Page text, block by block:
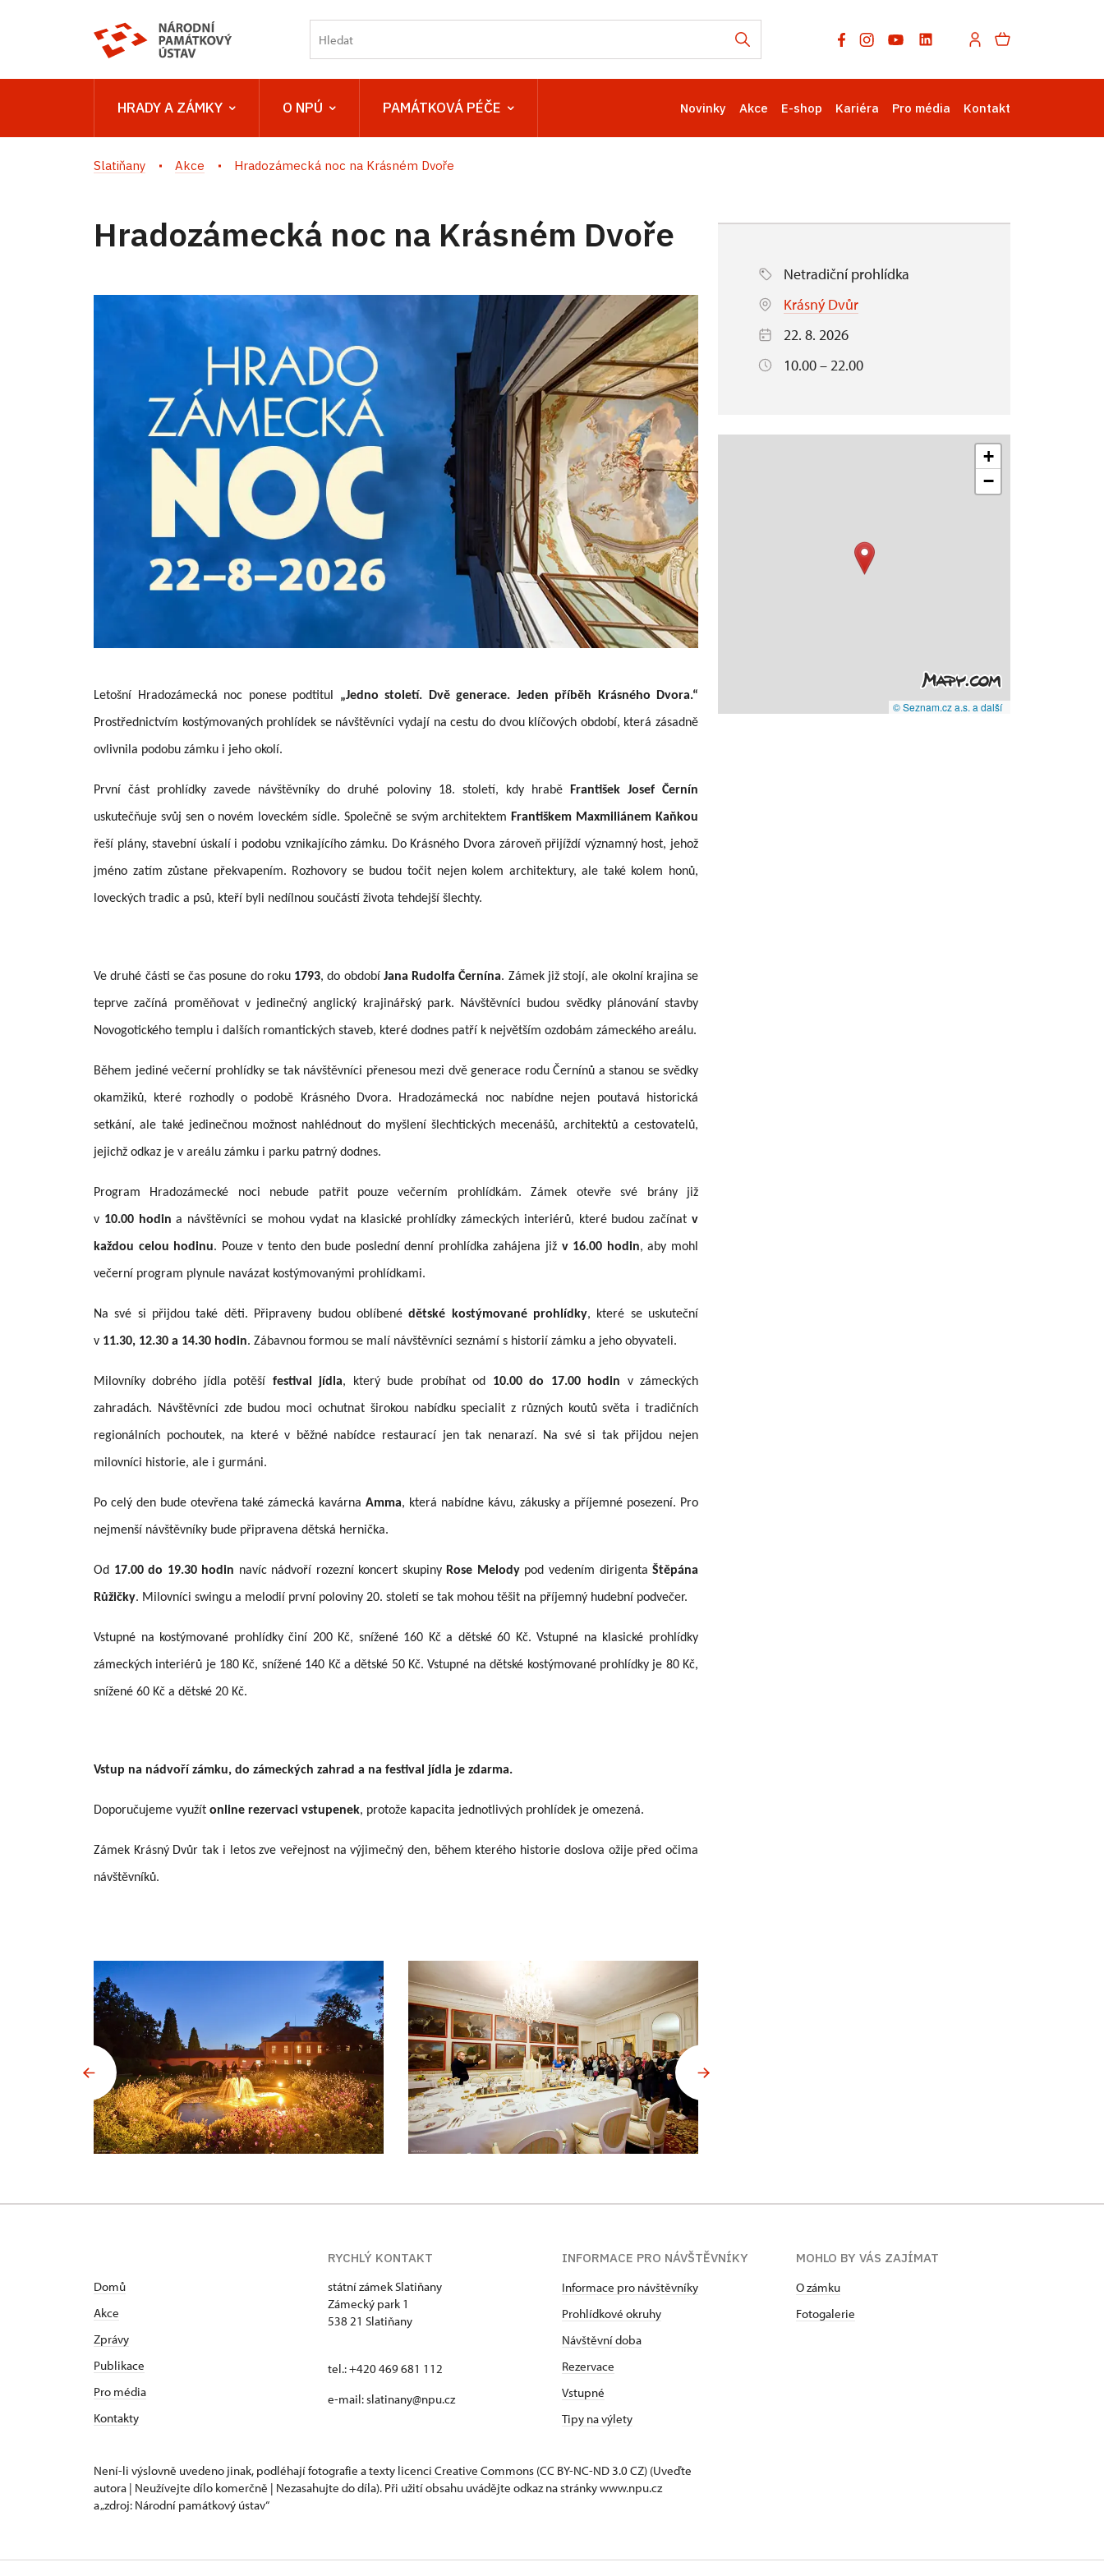
HRADY A ZÁMKY O NPÚ PAMÁTKOVÁ PÉČE Novinky Akce E-shop Kariéra Pro média Kontakt
Slatiňany Akce Hradozámecká noc na Krásném Dvoře
Hradozámecká noc na Krásném Dvoře
Letošní Hradozámecká noc ponese podtitul „Jedno století. Dvě generace. Jeden příběh Krásného Dvora.“
Prostřednictvím kostýmovaných prohlídek se návštěvníci vydají na cestu do dvou klíčových období, která zásadně
ovlivnila podobu zámku i jeho okolí.
První část prohlídky zavede návštěvníky do druhé poloviny 18. století, kdy hrabě František Josef Černín
uskutečňuje svůj sen o novém loveckém sídle. Společně se svým architektem Františkem Maxmiliánem Kaňkou
řeší plány, stavební úskalí i podobu vznikajícího zámku. Do Krásného Dvora zároveň přijíždí významný host, jehož
jméno zatím zůstane překvapením. Rozhovory se budou točit nejen kolem architektury, ale také kolem honů,
loveckých tradic a psů, kteří byli nedílnou součástí života tehdejší šlechty.
Ve druhé části se čas posune do roku 1793, do období Jana Rudolfa Černína. Zámek již stojí, ale okolní krajina se
teprve začíná proměňovat v jedinečný anglický krajinářský park. Návštěvníci budou svědky plánování stavby
Novogotického templu i dalších romantických staveb, které dodnes patří k největším ozdobám zámeckého areálu.
Během jediné večerní prohlídky se tak návštěvníci přenesou mezi dvě generace rodu Černínů a stanou se svědky
okamžiků, které rozhodly o podobě Krásného Dvora. Hradozámecká noc nabídne nejen poutavá historická
setkání, ale také jedinečnou možnost nahlédnout do myšlení šlechtických mecenášů, architektů a cestovatelů,
jejichž odkaz je v areálu zámku i parku patrný dodnes.
Program Hradozámecké noci nebude patřit pouze večerním prohlídkám. Zámek otevře své brány již
v 10.00 hodin a návštěvníci se mohou vydat na klasické prohlídky zámeckých interiérů, které budou začínat v
každou celou hodinu. Pouze v tento den bude poslední denní prohlídka zahájena již v 16.00 hodin, aby mohl
večerní program plynule navázat kostýmovanými prohlídkami.
Na své si přijdou také děti. Připraveny budou oblíbenédětské kostýmované prohlídky, které se uskuteční
v 11.30, 12.30 a 14.30 hodin. Zábavnou formou se malí návštěvníci seznámí s historií zámku a jeho obyvateli.
Milovníky dobrého jídla potěší festival jídla, který bude probíhat od 10.00 do 17.00 hodin v zámeckých
zahradách. Návštěvníci zde budou moci ochutnat širokou nabídku specialit z různých koutů světa i tradičních
regionálních pochoutek, na které v běžné nabídce restaurací jen tak nenarazí. Na své si tak přijdou nejen
milovníci historie, ale i gurmáni.
Po celý den bude otevřena také zámecká kavárna Amma, která nabídne kávu, zákusky a příjemné posezení. Pro
nejmenší návštěvníky bude připravena dětská hernička.
Od 17.00 do 19.30 hodin navíc nádvoří rozezní koncert skupiny Rose Melodypod vedením dirigentaŠtěpána
Růžičky. Milovníci swingu a melodií první poloviny 20. století se tak mohou těšit na příjemný hudební podvečer.
Vstupné na kostýmované prohlídky činí 200 Kč, snížené 160 Kč a dětské 60 Kč. Vstupné na klasické prohlídky
zámeckých interiérů je 180 Kč, snížené 140 Kč a dětské 50 Kč. Vstupné na dětské kostýmované prohlídky je 80 Kč,
snížené 60 Kč a dětské 20 Kč.
Vstup na nádvoří zámku, do zámeckých zahrad a na festival jídla je zdarma.
Doporučujeme využít online rezervaci vstupenek, protože kapacita jednotlivých prohlídek je omezená.
Zámek Krásný Dvůr tak i letos zve veřejnost na výjimečný den, během kterého historie doslova ožije před očima
návštěvníků.
Netradiční prohlídka
Krásný Dvůr
22. 8. 2026
10.00 – 22.00
+
−
© Seznam.cz a.s. a další
Domů
Akce
Zprávy
Publikace
Pro média
Kontakty
RYCHLÝ KONTAKT
státní zámek Slatiňany
Zámecký park 1
538 21 Slatiňany
tel.: +420 469 681 112
e-mail: slatinany@npu.cz
INFORMACE PRO NÁVŠTĚVNÍKY
Informace pro návštěvníky
Prohlídkové okruhy
Návštěvní doba
Rezervace
Vstupné
Tipy na výlety
MOHLO BY VÁS ZAJÍMAT
O zámku
Fotogalerie
Není-li výslovně uvedeno jinak, podléhají fotografie a texty licenci Creative Commons (CC BY-NC-ND 3.0 CZ) (Uveďte
autora | Neužívejte dílo komerčně | Nezasahujte do díla). Při užití obsahu uvádějte odkaz na stránky www.npu.cz
a „zdroj: Národní památkový ústav“